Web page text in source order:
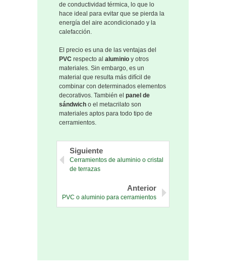
de conductividad térmica, lo que lo
hace ideal para evitar que se pierda la
energía del aire acondicionado y la
calefacción.
El precio es una de las ventajas del
PVC respecto al aluminio y otros
materiales. Sin embargo, es un
material que resulta más difícil de
combinar con determinados elementos
decorativos. También el panel de
sándwich o el metacrilato son
materiales aptos para todo tipo de
cerramientos.
Siguiente
Cerramientos de aluminio o cristal
de terrazas
Anterior
PVC o aluminio para cerramientos